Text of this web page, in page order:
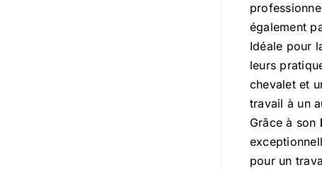
également
Idéale pour
leurs
chevalet et
travail à un
Grâce à son
pour un